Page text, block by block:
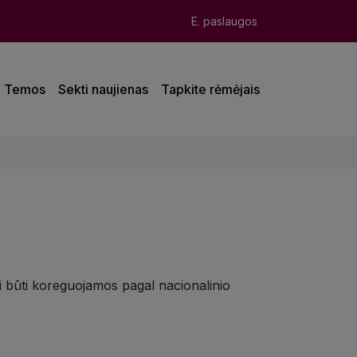
E. paslaugos
Temos Sekti naujienas Tapkite rėmėjais
koreguojamos pagal nacionalinio